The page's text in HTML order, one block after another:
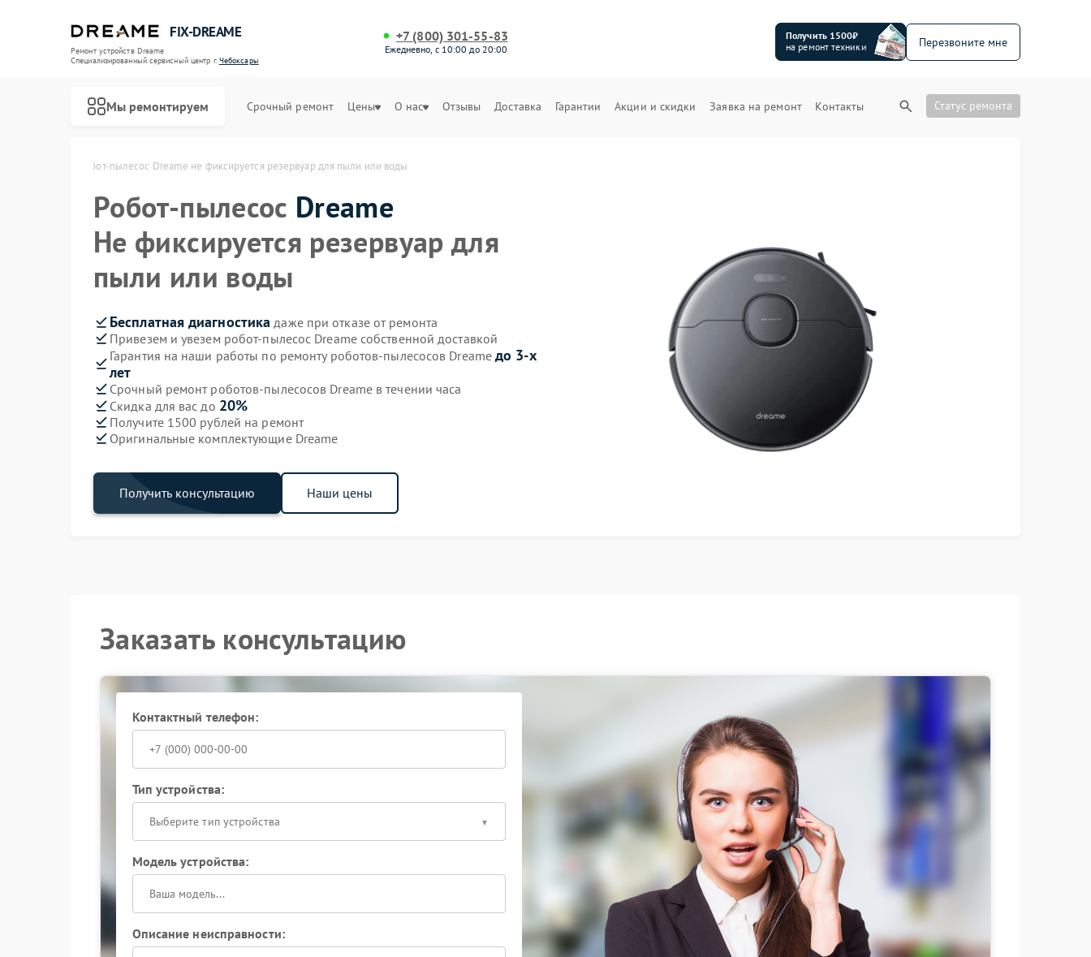
FIX-DREAME
Ремонт устройств Dreame
Специализированный cервисный центр г.Чебоксары
+7 (800) 301-55-83
Ежедневно, с 10:00 до 20:00
Получить 1500₽
на ремонт техники
Перезвоните мне
Мы ремонтируем Срочный ремонт Цены О нас Отзывы Доставка Гарантии Акции и скидки Заявка на ремонт Контакты Статус ремонта
Робот-пылесос Dreame не фиксируется резервуар для пыли или воды
Робот-пылесос Dreame
Не фиксируется резервуар для
пыли или воды
Бесплатная диагностика даже при отказе от ремонта
Привезем и увезем робот-пылесос Dreame собственной доставкой
Гарантия на наши работы по ремонту роботов-пылесосов Dreame до 3-х
лет
Срочный ремонт роботов-пылесосов Dreame в течении часа
Скидка для вас до 20%
Получите 1500 рублей на ремонт
Оригинальные комплектующие Dreame
Получить консультацию Наши цены
Заказать консультацию
Контактный телефон:
Тип устройства:
Выберите тип устройства
Модель устройства:
Описание неисправности: